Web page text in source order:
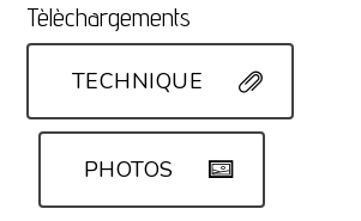
Tèlèchargements
TECHNIQUE
PHOTOS